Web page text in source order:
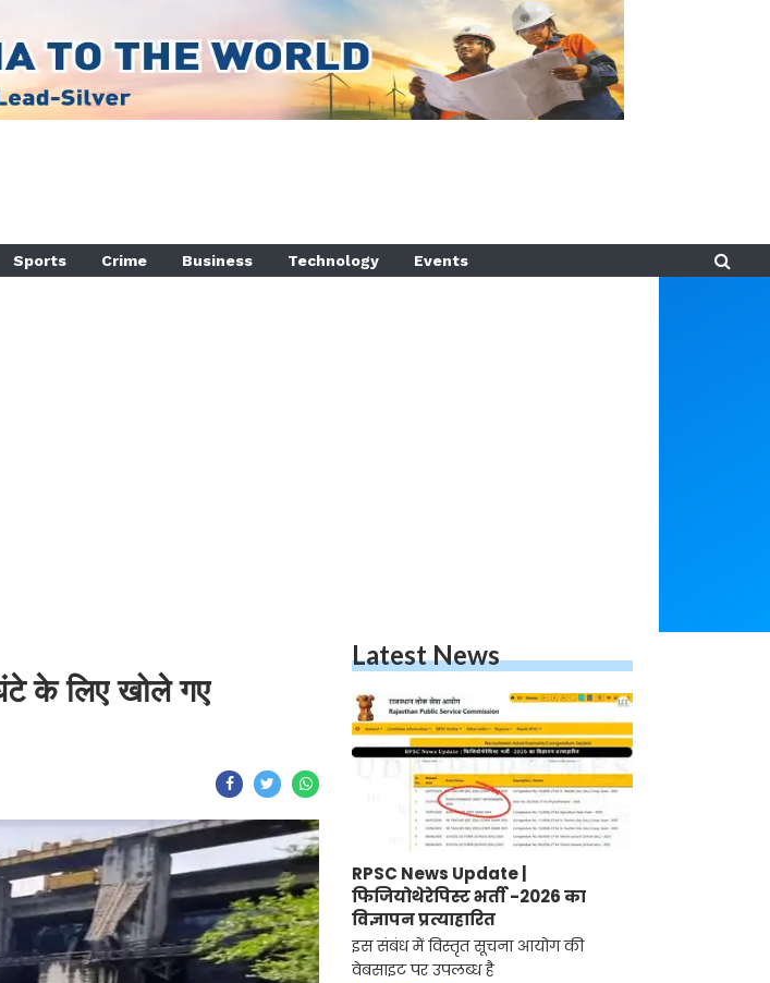
Sports Crime Business Technology Events
के लिए खोले गए
Latest News
RPSC News Update |
फिजियोथेरेपिस्ट भर्ती -2026 का
विज्ञापन प्रत्याहारित
इस संबंध में विस्तृत सूचना आयोग की
वेबसाइट पर उपलब्ध है